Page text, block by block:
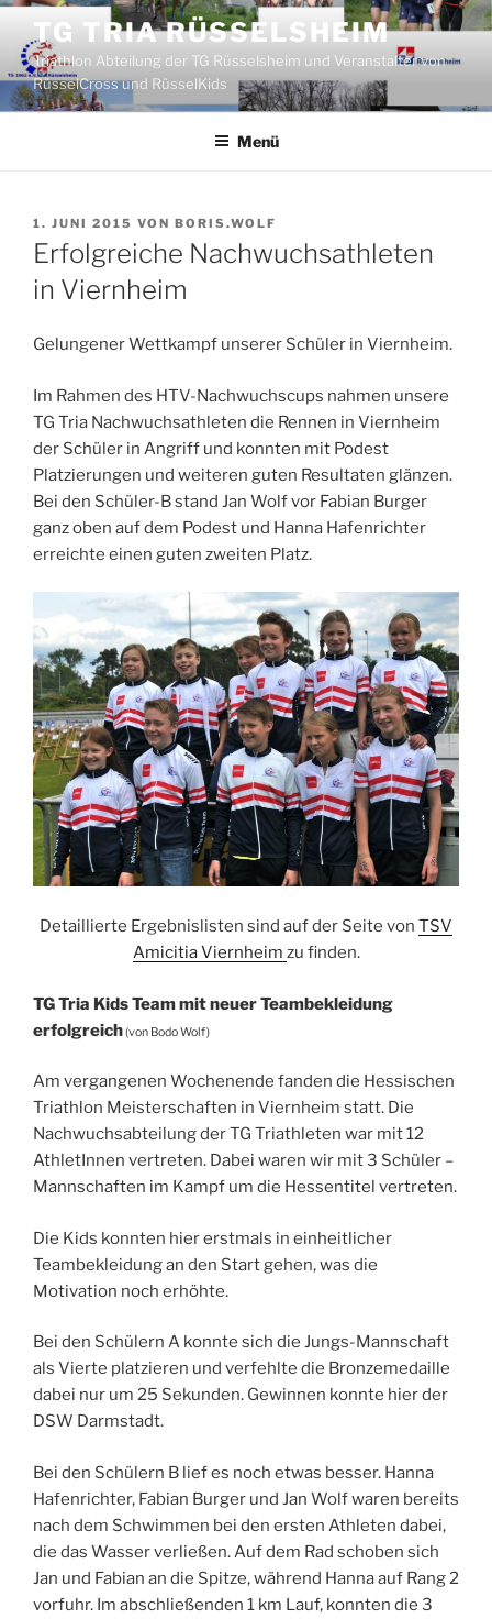
Zum
Inhalt
springen
TG TRIA RÜSSELSHEIM
Triathlon Abteilung der TG Rüsselsheim und Veranstalter von
RüsselCross und RüsselKids
Menü
VERÖFFENTLICHT
AM
1. JUNI 2015 VON BORIS.WOLF
Erfolgreiche Nachwuchsathleten
in Viernheim
Gelungener Wettkampf unserer Schüler in Viernheim.
Im Rahmen des HTV-Nachwuchscups nahmen unsere
TG Tria Nachwuchsathleten die Rennen in Viernheim
der Schüler in Angriff und konnten mit Podest
Platzierungen und weiteren guten Resultaten glänzen.
Bei den Schüler-B stand Jan Wolf vor Fabian Burger
ganz oben auf dem Podest und Hanna Hafenrichter
erreichte einen guten zweiten Platz.
Detaillierte Ergebnislisten sind auf der Seite von TSV
Amicitia Viernheim zu finden.
TG Tria Kids Team mit neuer Teambekleidung
erfolgreich(von Bodo Wolf)
Am vergangenen Wochenende fanden die Hessischen
Triathlon Meisterschaften in Viernheim statt. Die
Nachwuchsabteilung der TG Triathleten war mit 12
AthletInnen vertreten. Dabei waren wir mit 3 Schüler –
Mannschaften im Kampf um die Hessentitel vertreten.
Die Kids konnten hier erstmals in einheitlicher
Teambekleidung an den Start gehen, was die
Motivation noch erhöhte.
Bei den Schülern A konnte sich die Jungs-Mannschaft
als Vierte platzieren und verfehlte die Bronzemedaille
dabei nur um 25 Sekunden. Gewinnen konnte hier der
DSW Darmstadt.
Bei den Schülern B lief es noch etwas besser. Hanna
Hafenrichter, Fabian Burger und Jan Wolf waren bereits
nach dem Schwimmen bei den ersten Athleten dabei,
die das Wasser verließen. Auf dem Rad schoben sich
Jan und Fabian an die Spitze, während Hanna auf Rang 2
vorfuhr. Im abschließenden 1 km Lauf, konnten die 3